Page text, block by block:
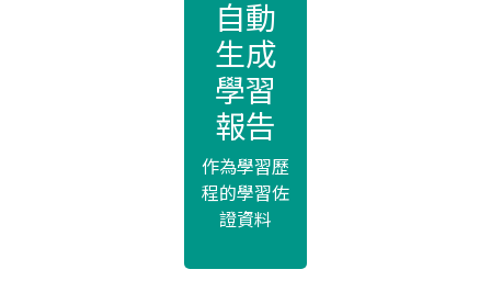
自動
生成
學習
報告
作為學習歷
程的學習佐
證資料